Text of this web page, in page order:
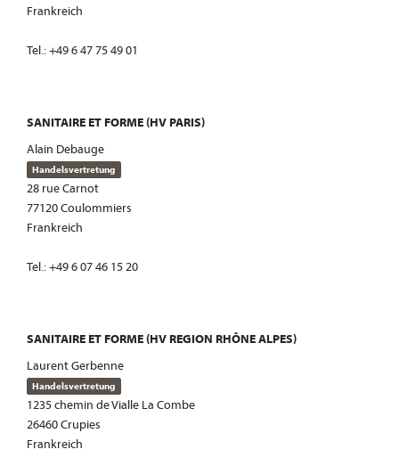
Frankreich
Tel.: +49 6 47 75 49 01
SANITAIRE ET FORME (HV PARIS)
Alain Debauge
Handelsvertretung
28 rue Carnot
77120 Coulommiers
Frankreich
Tel.: +49 6 07 46 15 20
SANITAIRE ET FORME (HV REGION RHÔNE ALPES)
Laurent Gerbenne
Handelsvertretung
1235 chemin de Vialle La Combe
26460 Crupies
Frankreich